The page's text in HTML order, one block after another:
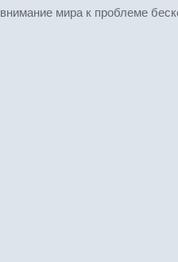
мира к проблеме